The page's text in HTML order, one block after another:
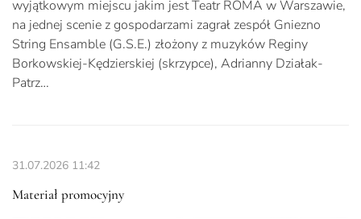
wyjątkowym miejscu jakim jest Teatr ROMA w Warszawie,
na jednej scenie z gospodarzami zagrał zespół Gniezno
String Ensamble (G.S.E.) złożony z muzyków Reginy
Borkowskiej-Kędzierskiej (skrzypce), Adrianny Działak-
Patrz…
31.07.2026 11:42
Materiał promocyjny